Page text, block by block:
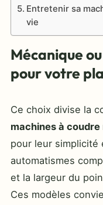
Entretenir sa
vie
Mécanique
pour votre
Ce choix divise la
machines à
pour leur simplicité
automatismes
et la largeur du
Ces modèles